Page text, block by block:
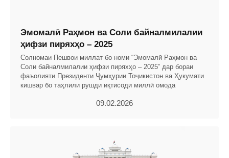
Эмомалӣ Раҳмон ва Соли байналмилалии
ҳифзи пиряхҳо – 2025
Солномаи Пешвои миллат бо номи “Эмомалӣ Раҳмон ва
Соли байналмилалии ҳифзи пиряхҳо – 2025” дар бораи
фаъолияти Президенти Ҷумҳурии Тоҷикистон ва Ҳукумати
кишвар бо таҳлили рушди иқтисоди миллӣ омода
09.02.2026